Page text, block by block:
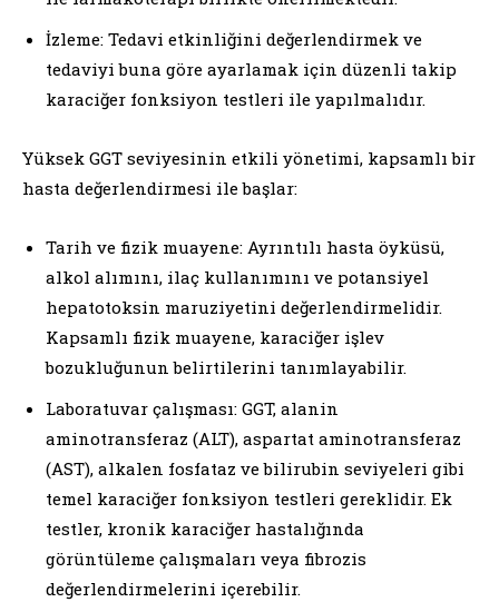
İzleme: Tedavi etkinliğini değerlendirmek ve
tedaviyi buna göre ayarlamak için düzenli takip
karaciğer fonksiyon testleri ile yapılmalıdır.
Yüksek GGT seviyesinin etkili yönetimi, kapsamlı bir
hasta değerlendirmesi ile başlar:
Tarih ve fizik muayene: Ayrıntılı hasta öyküsü,
alkol alımını, ilaç kullanımını ve potansiyel
hepatotoksin maruziyetini değerlendirmelidir.
Kapsamlı fizik muayene, karaciğer işlev
bozukluğunun belirtilerini tanımlayabilir.
Laboratuvar çalışması: GGT, alanin
aminotransferaz (ALT), aspartat aminotransferaz
(AST), alkalen fosfataz ve bilirubin seviyeleri gibi
temel karaciğer fonksiyon testleri gereklidir. Ek
testler, kronik karaciğer hastalığında
görüntüleme çalışmaları veya fibrozis
değerlendirmelerini içerebilir.